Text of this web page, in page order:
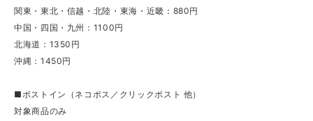
関東・東北・信越・北陸・東海・近畿：880円
中国・四国・九州：1100円
北海道：1350円
沖縄：1450円
■ポストイン（ネコポス／クリックポスト 他）
対象商品のみ